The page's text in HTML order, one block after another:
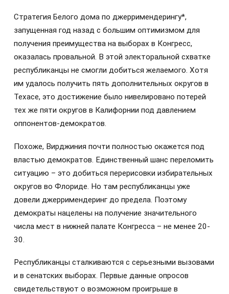
Стратегия Белого дома по джерримендерингу*,
запущенная год назад с большим оптимизмом для
получения преимущества на выборах в Конгресс,
оказалась провальной. В этой электоральной схватке
республиканцы не смогли добиться желаемого. Хотя
им удалось получить пять дополнительных округов в
Техасе, это достижение было нивелировано потерей
тех же пяти округов в Калифорнии под давлением
оппонентов-демократов.
Похоже, Вирджиния почти полностью окажется под
властью демократов. Единственный шанс переломить
ситуацию – это добиться перерисовки избирательных
округов во Флориде. Но там республиканцы уже
довели джерримендеринг до предела. Поэтому
демократы нацелены на получение значительного
числа мест в нижней палате Конгресса – не менее 20-
30.
Республиканцы сталкиваются с серьезными вызовами
и в сенатских выборах. Первые данные опросов
свидетельствуют о возможном проигрыше в